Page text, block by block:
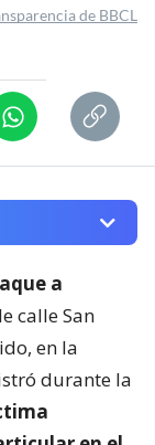
de BBCL
a
calle San
en la
durante la